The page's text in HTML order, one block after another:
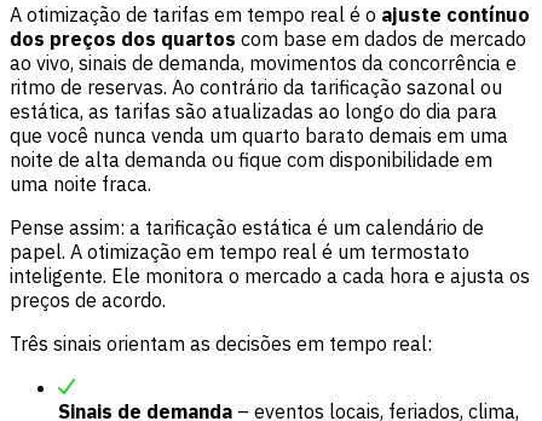
A otimização de tarifas em tempo real é o ajuste contínuo
dos preços dos quartos com base em dados de mercado
ao vivo, sinais de demanda, movimentos da concorrência e
ritmo de reservas. Ao contrário da tarificação sazonal ou
estática, as tarifas são atualizadas ao longo do dia para
que você nunca venda um quarto barato demais em uma
noite de alta demanda ou fique com disponibilidade em
uma noite fraca.
Pense assim: a tarificação estática é um calendário de
papel. A otimização em tempo real é um termostato
inteligente. Ele monitora o mercado a cada hora e ajusta os
preços de acordo.
Três sinais orientam as decisões em tempo real:
Sinais de demanda – eventos locais, feriados, clima,